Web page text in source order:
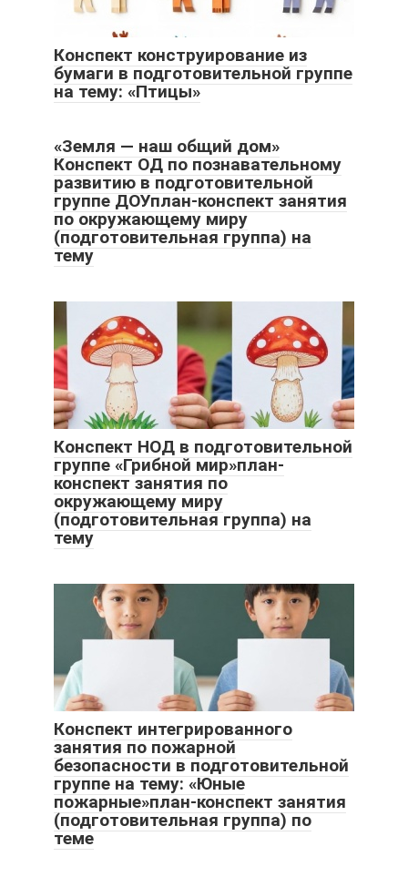
Конспект конструирование из
бумаги в подготовительной группе
на тему: «Птицы»
«Земля — наш общий дом»
Конспект ОД по познавательному
развитию в подготовительной
группе ДОУплан-конспект занятия
по окружающему миру
(подготовительная группа) на
тему
Конспект НОД в подготовительной
группе «Грибной мир»план-
конспект занятия по
окружающему миру
(подготовительная группа) на
тему
Конспект интегрированного
занятия по пожарной
безопасности в подготовительной
группе на тему: «Юные
пожарные»план-конспект занятия
(подготовительная группа) по
теме